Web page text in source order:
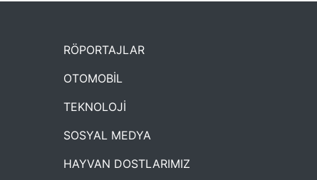
RÖPORTAJLAR
OTOMOBİL
TEKNOLOJİ
SOSYAL MEDYA
HAYVAN DOSTLARIMIZ